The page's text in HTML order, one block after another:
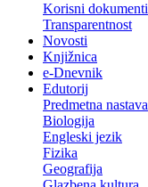
Korisni dokumenti
Transparentnost
Novosti
Knjižnica
e-Dnevnik
Edutorij
Predmetna nastava
Biologija
Engleski jezik
Fizika
Geografija